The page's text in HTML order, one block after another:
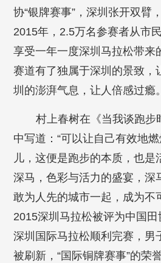
协“银牌赛事”，深圳张开双臂
2015年，2.5万名参赛者从市
享受一年一度深圳马拉松带来
赛道有了独属于深圳的景致，
圳的澎湃气息，让人倍感过瘾。
村上春树在《当我谈跑步
中写道：“可以让自己有效地
儿，这便是跑步的本质，也是
深马，色彩与活力的盛宴，深
敢为人先的城市一起，成为不
2015深圳马拉松被评为中国田
深圳国际马拉松顺利完赛，男
被刷新，“国际铜牌赛事”的荣